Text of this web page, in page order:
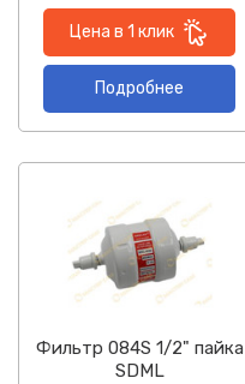
Цена в 1 клик
Подробнее
Фильтр 084S 1/2" пайка
SDML